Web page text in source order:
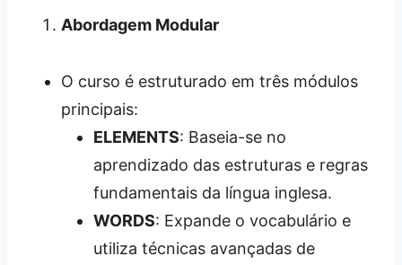
Abordagem Modular
O curso é estruturado em três módulos
principais:
ELEMENTS: Baseia-se no
aprendizado das estruturas e regras
fundamentais da língua inglesa.
WORDS: Expande o vocabulário e
utiliza técnicas avançadas de